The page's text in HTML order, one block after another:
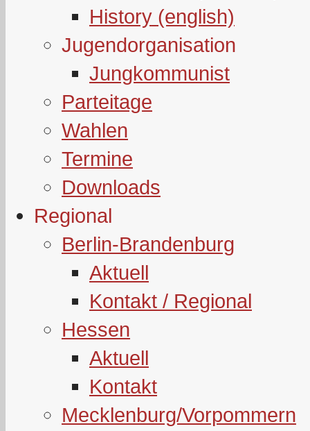
History (english)
Jugendorganisation
Jungkommunist
Parteitage
Wahlen
Termine
Downloads
Regional
Berlin-Brandenburg
Aktuell
Kontakt / Regional
Hessen
Aktuell
Kontakt
Mecklenburg/Vorpommern